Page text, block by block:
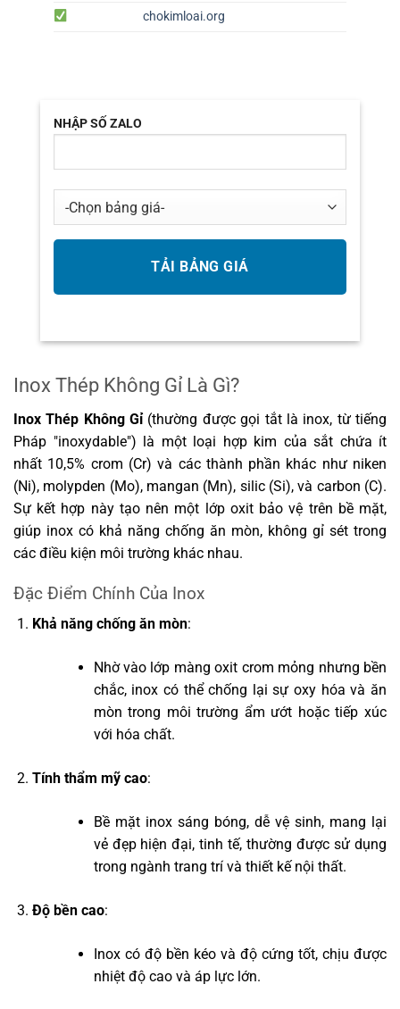
chokimloai.org
NHẬP SỐ ZALO
Inox Thép Không Gỉ Là Gì?
Inox Thép Không Gỉ(thường được gọi tắt là inox, từ tiếng
Pháp "inoxydable") là một loại hợp kim của sắt chứa ít
nhất 10,5% crom (Cr) và các thành phần khác như niken
(Ni), molypden (Mo), mangan (Mn), silic (Si), và carbon (C).
Sự kết hợp này tạo nên một lớp oxit bảo vệ trên bề mặt,
giúp inox có khả năng chống ăn mòn, không gỉ sét trong
các điều kiện môi trường khác nhau.
Đặc Điểm Chính Của Inox
Khả năng chống ăn mòn:
Nhờ vào lớp màng oxit crom mỏng nhưng bền
chắc, inox có thể chống lại sự oxy hóa và ăn
mòn trong môi trường ẩm ướt hoặc tiếp xúc
với hóa chất.
Tính thẩm mỹ cao:
Bề mặt inox sáng bóng, dễ vệ sinh, mang lại
vẻ đẹp hiện đại, tinh tế, thường được sử dụng
trong ngành trang trí và thiết kế nội thất.
Độ bền cao:
Inox có độ bền kéo và độ cứng tốt, chịu được
nhiệt độ cao và áp lực lớn.